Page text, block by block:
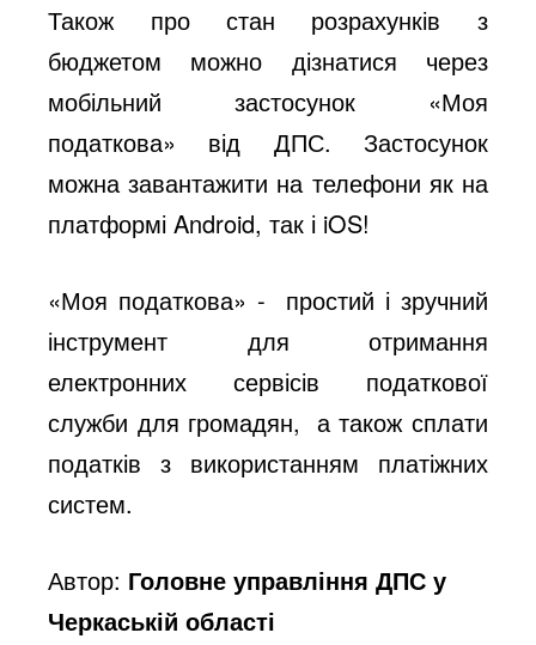
Також про стан розрахунків з
бюджетом можно дізнатися через
мобільний застосунок «Моя
податкова» від ДПС. Застосунок
можна завантажити на телефони як на
платформі Android, так і iOS!
«Моя податкова» - простий і зручний
інструмент для отримання
електронних сервісів податкової
служби для громадян, а також сплати
податків з використанням платіжних
систем.
Автор: Головне управління ДПС у
Черкаській області